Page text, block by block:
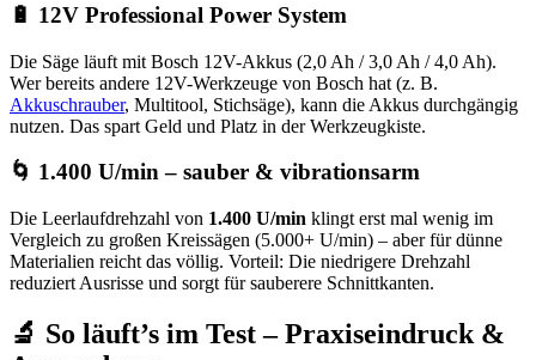
🔋 12V Professional Power System
Die Säge läuft mit Bosch 12V-Akkus (2,0 Ah / 3,0 Ah / 4,0 Ah).
Wer bereits andere 12V-Werkzeuge von Bosch hat (z. B.
Akkuschrauber, Multitool, Stichsäge), kann die Akkus durchgängig
nutzen. Das spart Geld und Platz in der Werkzeugkiste.
🌀 1.400 U/min – sauber & vibrationsarm
Die Leerlaufdrehzahl von 1.400 U/min klingt erst mal wenig im
Vergleich zu großen Kreissägen (5.000+ U/min) – aber für dünne
Materialien reicht das völlig. Vorteil: Die niedrigere Drehzahl
reduziert Ausrisse und sorgt für sauberere Schnittkanten.
🔬 So läuft’s im Test – Praxiseindruck &